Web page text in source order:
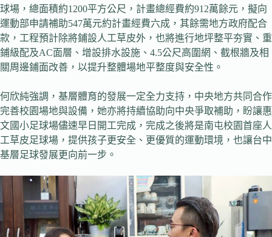
球場，總面積約1200平方公尺，計畫總經費約912萬餘元，擬向
運動部申請補助547萬元約計畫經費六成，其餘需地方政府配合
款，工程預計除將鋪設人工草皮外，也將進行地坪整平夯實、重
鋪級配及AC面層、增設排水設施、4.5公尺高圍網、截根牆及相
關周邊鋪面改善，以提升整體場地平整度與安全性。
何欣純強調，基層體育的發展一定全力支持，中央地方共同合作
完善校園場地與設備，她亦將持續協助向中央爭取補助，盼讓惠
文國小足球場儘速早日開工完成，完成之後將是南屯校園首座人
工草皮足球場，提供孩子更安全、更優質的運動環境，也讓台中
基層足球發展更向前一步。